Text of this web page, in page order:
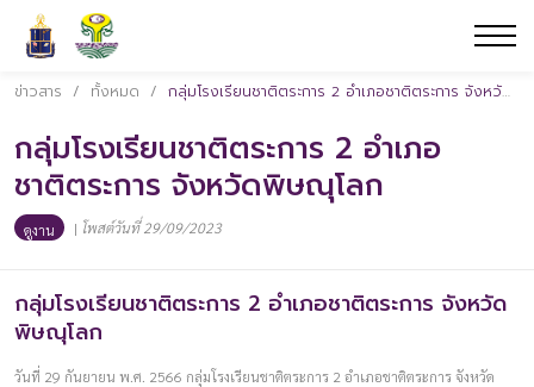
ข่าวสาร / ทั้งหมด / กลุ่มโรงเรียนชาติตระการ 2 อำเภอชาติตระการ จังหวัดพิษณุโลก
กลุ่มโรงเรียนชาติตระการ 2 อำเภอ
ชาติตระการ จังหวัดพิษณุโลก
ดูงาน | โพสต์วันที่ 29/09/2023
กลุ่มโรงเรียนชาติตระการ 2 อำเภอชาติตระการ จังหวัด
พิษณุโลก
วันที่ 29 กันยายน พ.ศ. 2566 กลุ่มโรงเรียนชาติตระการ 2 อำเภอชาติตระการ จังหวัด